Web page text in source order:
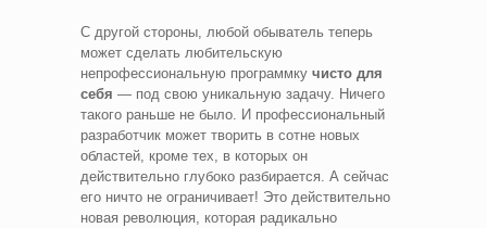
С другой стороны, любой обыватель теперь
может сделать любительскую
непрофессиональную программку чисто для
себя — под свою уникальную задачу. Ничего
такого раньше не было. И профессиональный
разработчик может творить в сотне новых
областей, кроме тех, в которых он
действительно глубоко разбирается. А сейчас
его ничто не ограничивает! Это действительно
новая революция, которая радикально